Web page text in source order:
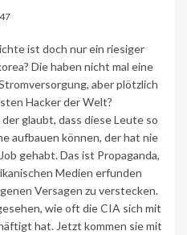
ist doch nur ein riesiger
Die haben nicht mal eine
aber plötzlich
Hacker der Welt?
der glaubt, dass diese Leute so
aufbauen können, der hat nie
gehabt. Das ist Propaganda,
Medien erfunden
Versagen zu verstecken.
wie oft die CIA sich mit
hat. Jetzt kommen sie mit